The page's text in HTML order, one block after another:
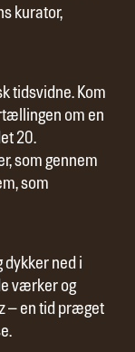
kurator,
tidsvidne. Kom
om en
20.
som gennem
som
dykker ned i
værker og
– en tid præget